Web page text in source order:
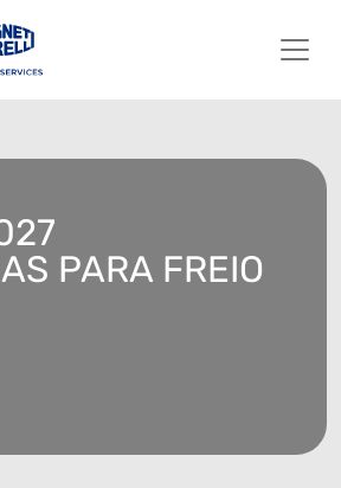
PARA FREIO